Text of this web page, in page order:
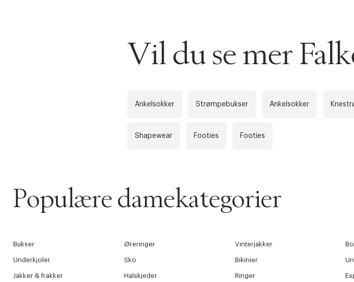
Vil du se mer
Ankelsokker Strømpebukser Ankelsokker
Shapewear Footies Footies
Populære damekategorier
Bukser Øreringer Vinterjakker
Underkjoler Sko Bikinier
Jakker & frakker Halskjeder Ringer
Gratis frakt over 699 NOK for Goodie-
LA OSS VISE VIDEOEN